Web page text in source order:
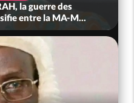
la guerre des
entre la MA-M...